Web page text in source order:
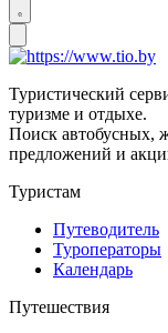
Туристический
туризме и отдыхе.
Поиск автобусных,
предложений и
Туристам
Путеводитель
Туроператоры
Календарь
Путешествия